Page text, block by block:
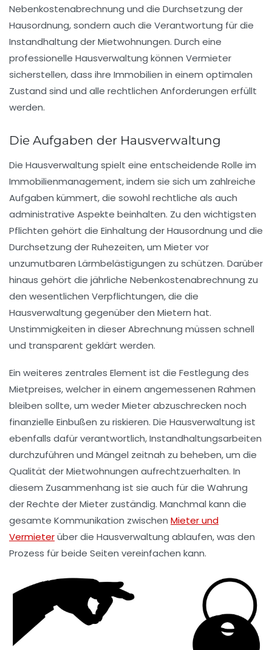
Nebenkostenabrechnung und die Durchsetzung der
Hausordnung, sondern auch die Verantwortung für die
Instandhaltung der Mietwohnungen. Durch eine
professionelle Hausverwaltung können Vermieter
sicherstellen, dass ihre Immobilien in einem optimalen
Zustand sind und alle rechtlichen Anforderungen erfüllt
werden.
Die Aufgaben der Hausverwaltung
Die Hausverwaltung spielt eine entscheidende Rolle im
Immobilienmanagement, indem sie sich um zahlreiche
Aufgaben kümmert, die sowohl rechtliche als auch
administrative Aspekte beinhalten. Zu den wichtigsten
Pflichten gehört die Einhaltung der Hausordnung und die
Durchsetzung derRuhezeiten, um Mieter vor
unzumutbaren Lärmbelästigungen zu schützen. Darüber
hinaus gehört die jährliche Nebenkostenabrechnung zu
den wesentlichen Verpflichtungen, die die
Hausverwaltung gegenüber den Mietern hat.
Unstimmigkeiten in dieser Abrechnung müssen schnell
und transparent geklärt werden.
Ein weiteres zentrales Element ist die Festlegung des
Mietpreises, welcher in einem angemessenen Rahmen
bleiben sollte, um weder Mieter abzuschrecken noch
finanzielle Einbußen zu riskieren. Die Hausverwaltung ist
ebenfalls dafür verantwortlich,Instandhaltungsarbeiten
durchzuführen und Mängel zeitnah zu beheben, um die
Qualität der Mietwohnungen aufrechtzuerhalten. In
diesem Zusammenhang ist sie auch für die Wahrung
der Rechte der Mieter zuständig. Manchmal kann die
gesamte Kommunikation zwischen Mieter und
Vermieterüber die Hausverwaltung ablaufen, was den
Prozess für beide Seiten vereinfachen kann.